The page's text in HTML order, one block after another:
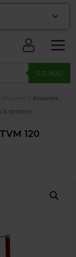
pokaż numer
pokaż numer
SZUKAJ
4Farmer
Kosiarka
& stratton
120